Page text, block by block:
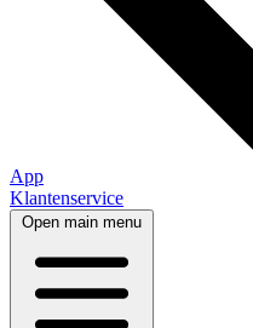
App
Klantenservice
Open main menu